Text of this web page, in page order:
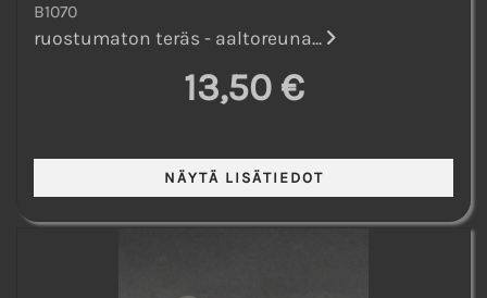
B1070
ruostumaton teräs - aaltoreuna...
13,50 €